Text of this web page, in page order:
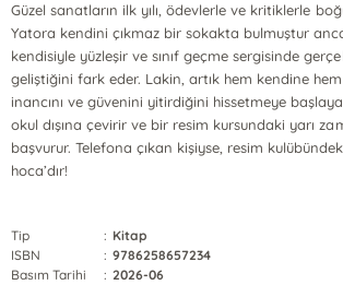
Güzel sanatların ilk yılı, ödevlerle ve kritiklerle
Yatora kendini çıkmaz bir sokakta bulmuştur
kendisiyle yüzleşir ve sınıf geçme sergisinde
geliştiğini fark eder. Lakin, artık hem kendine
inancını ve güvenini yitirdiğini hissetmeye
okul dışına çevirir ve bir resim kursundaki yarı
başvurur. Telefona çıkan kişiyse, resim
hoca’dır!
Tip : Kitap
ISBN
: 9786258657234
Basım Tarihi
: 2026-06